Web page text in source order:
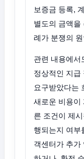
보증금 등록,
별도의 금액을
례가 분쟁의
관련 내용에서
정상적인 지급
요구받았다는
새로운 비용이
른 조건이 제
행되는지 여부
객센터가 추가